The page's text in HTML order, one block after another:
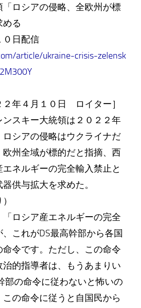
「ロシアの侵略、全欧州が標
る
０日配信
article/ukraine-crisis-zelensk
年４月１０日 ロイター］
ンスキー大統領は２０２２年
ロシアの侵略はウクライナだ
州全域が標的だと指摘、西
ネルギーの完全輸入禁止と
供与拡大を求めた。
ロシア産エネルギーの完全
これがDS最高幹部から各国
令です。ただし、この命令
的指導者は、もうあまりい
部の命令に従わないと怖いの
の命令に従うと自国民から